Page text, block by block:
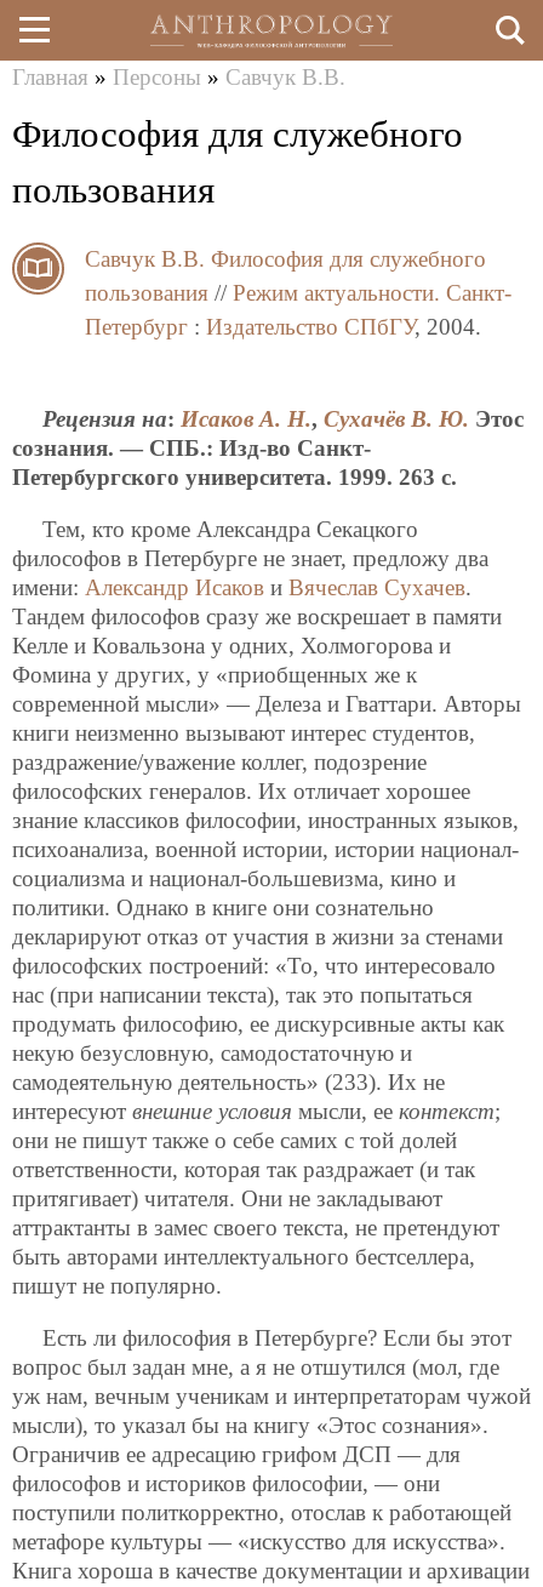
Перейти
к
здесь
Главная » Персоны » Савчук В.В.
Философия для служебного
пользования
Савчук В.В. Философия для служебного
пользования // Режим актуальности. Санкт-
Петербург : Издательство СПбГУ, 2004.
Рецензия на: Исаков А. Н., Сухачёв В. Ю. Этос
сознания. — СПБ.: Изд-во Санкт-
Петербургского университета. 1999. 263 с.
Тем, кто кроме Александра Секацкого
философов в Петербурге не знает, предложу два
имени: Александр Исаков и Вячеслав Сухачев.
Тандем философов сразу же воскрешает в памяти
Келле и Ковальзона у одних, Холмогорова и
Фомина у других, у «приобщенных же к
современной мысли» — Делеза и Гваттари. Авторы
книги неизменно вызывают интерес студентов,
раздражение/уважение коллег, подозрение
философских генералов. Их отличает хорошее
знание классиков философии, иностранных языков,
психоанализа, военной истории, истории национал-
социализма и национал-большевизма, кино и
политики. Однако в книге они сознательно
декларируют отказ от участия в жизни за стенами
философских построений: «То, что интересовало
нас (при написании текста), так это попытаться
продумать философию, ее дискурсивные акты как
некую безусловную, самодостаточную и
самодеятельную деятельность» (233). Их не
интересуют внешние условия мысли, ее контекст;
они не пишут также о себе самих с той долей
ответственности, которая так раздражает (и так
притягивает) читателя. Они не закладывают
аттрактанты в замес своего текста, не претендуют
быть авторами интеллектуального бестселлера,
пишут не популярно.
Есть ли философия в Петербурге? Если бы этот
вопрос был задан мне, а я не отшутился (мол, где
уж нам, вечным ученикам и интерпретаторам чужой
мысли), то указал бы на книгу «Этос сознания».
Ограничив ее адресацию грифом ДСП — для
философов и историков философии, — они
поступили политкорректно, отослав к работающей
метафоре культуры — «искусство для искусства».
Книга хороша в качестве документации и архивации